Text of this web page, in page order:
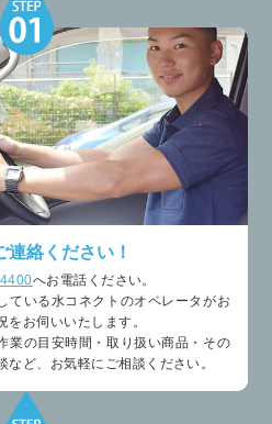
連絡ください！
へお電話ください。
ている水コネクトのオペレータがお
をお伺いいたします。
業の目安時間・取り扱い商品・その
など、お気軽にご相談ください。